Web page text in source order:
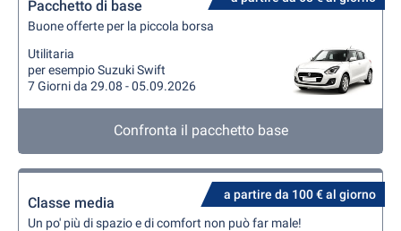
Pacchetto di base
Buone offerte per la piccola borsa
Utilitaria
per esempio Suzuki Swift
7 Giorni da 29.08 - 05.09.2026
Confronta il pacchetto base
a partire da 100 € al giorno
Classe media
Un po' più di spazio e di comfort non può far male!